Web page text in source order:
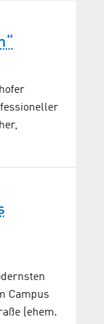
Campus
(ehem.